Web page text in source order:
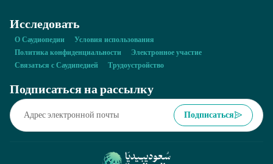
Исследовать
О Саудиопедии
Условия использования
Политика конфиденциальности
Электронное участие
Связаться с Саудипедией
Трудоустройство
Подписаться на рассылку
Подписаться